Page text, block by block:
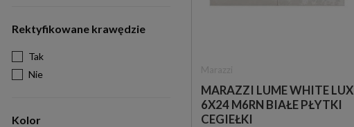
Rektyfikowane krawędzie
Tak
Nie
Kolor
MARAZZI LUME WHITE LUX
6X24 M6RN BIAŁE PŁYTKI
CEGIEŁKI